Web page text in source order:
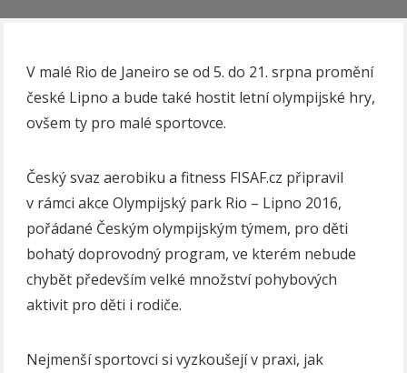
V malé Rio de Janeiro se od 5. do 21. srpna promění
české Lipno a bude také hostit letní olympijské hry,
ovšem ty pro malé sportovce.
Český svaz aerobiku a fitness FISAF.cz připravil
v rámci akce Olympijský park Rio – Lipno 2016,
pořádané Českým olympijským týmem, pro děti
bohatý doprovodný program, ve kterém nebude
chybět především velké množství pohybových
aktivit pro děti i rodiče.
Nejmenší sportovci si vyzkoušejí v praxi, jak